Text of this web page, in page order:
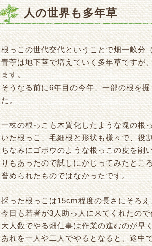
人の世界も多年草
根っこの世代交代ということで畑一畝分
青苧は地下茎で増えていく多年草ですが
ます。
そうなる前に6年目の今年、一部の根を
た。
一株の根っこも木質化したような塊の根
いた根っこ、毛細根と形状も様々で、役
ちなみにゴボウのような根っこの皮を削
りもあったので試しにかじってみたとこ
誉められたものではなかったです。
採った根っこは15cm程度の長さにそろ
今日も若者が3人助っ人に来てくれたの
大人数でやる畑仕事は作業の進むのが早
あれを一人や二人でやるとなると、途中